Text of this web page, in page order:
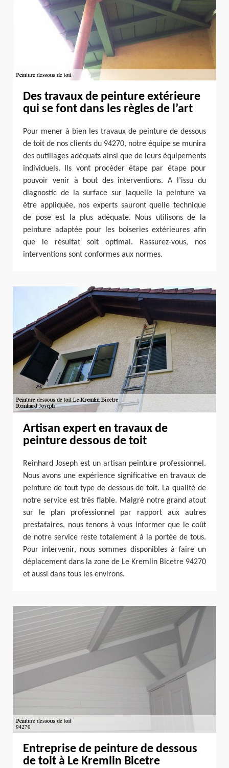
Des travaux de peinture extérieure
qui se font dans les règles de l’art
Pour mener à bien les travaux de peinture de dessous
de toit de nos clients du 94270, notre équipe se munira
des outillages adéquats ainsi que de leurs équipements
individuels. Ils vont procéder étape par étape pour
pouvoir venir à bout des interventions. A l’issu du
diagnostic de la surface sur laquelle la peinture va
être appliquée, nos experts sauront quelle technique
de pose est la plus adéquate. Nous utilisons de la
peinture adaptée pour les boiseries extérieures afin
que le résultat soit optimal. Rassurez-vous, nos
interventions sont conformes aux normes.
Artisan expert en travaux de
peinture dessous de toit
Reinhard Joseph est un artisan peinture professionnel.
Nous avons une expérience significative en travaux de
peinture de tout type de dessous de toit. La qualité de
notre service est très fiable. Malgré notre grand atout
sur le plan professionnel par rapport aux autres
prestataires, nous tenons à vous informer que le coût
de notre service reste totalement à la portée de tous.
Pour intervenir, nous sommes disponibles à faire un
déplacement dans la zone de Le Kremlin Bicetre 94270
et aussi dans tous les environs.
Entreprise de peinture de dessous
de toit à Le Kremlin Bicetre